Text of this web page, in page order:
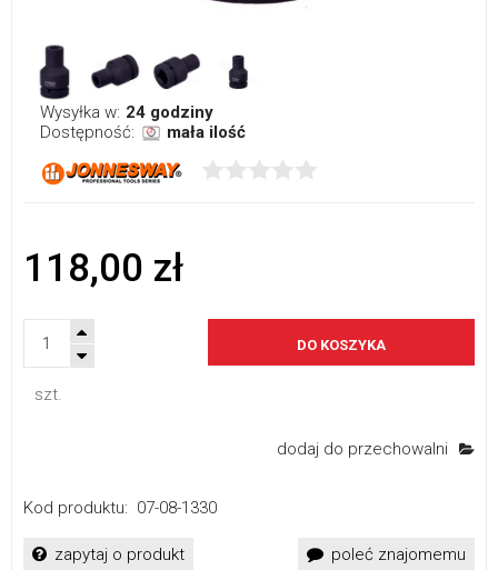
Wysyłka w: 24 godziny
Dostępność:
mała ilość
118,00 zł
szt.
DO KOSZYKA
dodaj do przechowalni
Kod produktu: 07-08-1330
zapytaj o produkt poleć znajomemu